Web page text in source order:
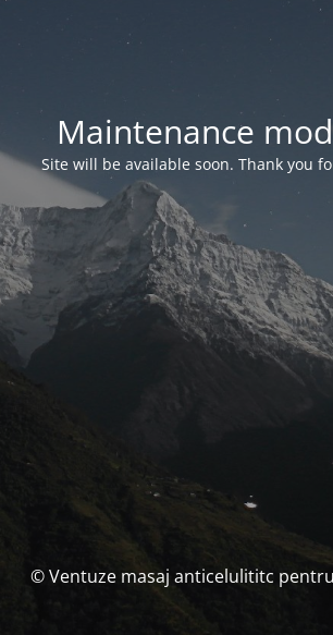
Maintenance
Site will be available soon. Thank you
© Ventuze masaj anticelulititc